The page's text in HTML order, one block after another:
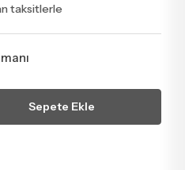
taksitlerle
Sepete Ekle